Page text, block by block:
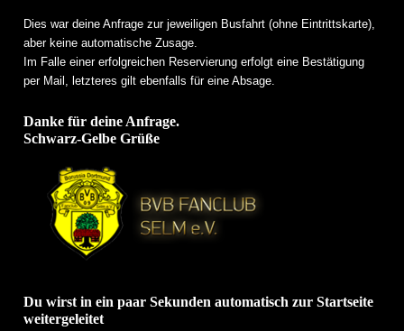
Dies war deine Anfrage zur jeweiligen Busfahrt (ohne Eintrittskarte),
aber keine automatische Zusage.
Im Falle einer erfolgreichen Reservierung erfolgt eine Bestätigung
per Mail, letzteres gilt ebenfalls für eine Absage.
Danke für deine Anfrage.
Schwarz-Gelbe Grüße
Du wirst in ein paar Sekunden automatisch zur Startseite
weitergeleitet